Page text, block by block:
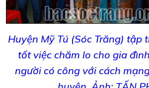
Huyện Mỹ Tú (Sóc Trăng) tập
tốt việc chăm lo cho gia
người có công với cách